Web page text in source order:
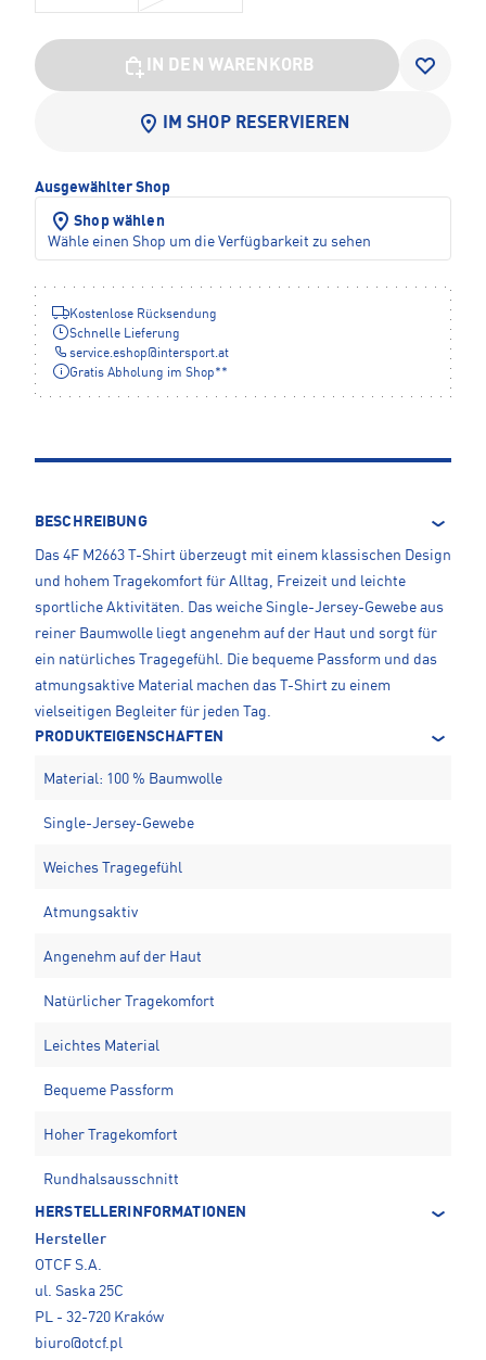
IN DEN WARENKORB
IM SHOP RESERVIEREN
Ausgewählter Shop
Shop wählen
Wähle einen Shop um die Verfügbarkeit zu sehen
Kostenlose Rücksendung
Schnelle Lieferung
service.eshop@intersport.at
Gratis Abholung im Shop**
BESCHREIBUNG
Das 4F M2663 T-Shirt überzeugt mit einem klassischen Design
und hohem Tragekomfort für Alltag, Freizeit und leichte
sportliche Aktivitäten. Das weiche Single-Jersey-Gewebe aus
reiner Baumwolle liegt angenehm auf der Haut und sorgt für
ein natürliches Tragegefühl. Die bequeme Passform und das
atmungsaktive Material machen das T-Shirt zu einem
vielseitigen Begleiter für jeden Tag.
PRODUKTEIGENSCHAFTEN
Material: 100 % Baumwolle
Single-Jersey-Gewebe
Weiches Tragegefühl
Atmungsaktiv
Angenehm auf der Haut
Natürlicher Tragekomfort
Leichtes Material
Bequeme Passform
Hoher Tragekomfort
Rundhalsausschnitt
HERSTELLERINFORMATIONEN
Hersteller
OTCF S.A.
ul. Saska 25C
PL - 32-720 Kraków
biuro@otcf.pl